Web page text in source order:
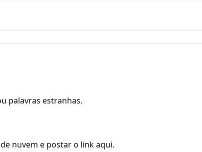
palavras estranhas.
nuvem e postar o link aqui.